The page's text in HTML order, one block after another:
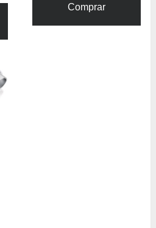
Comprar